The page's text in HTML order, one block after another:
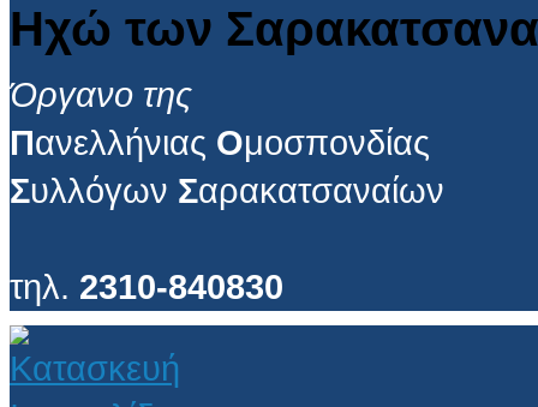
Ηχώ των
Όργανο της
Πανελλήνιας Ομοσπονδίας
Συλλόγων Σαρακατσαναίων
τηλ. 2310-840830